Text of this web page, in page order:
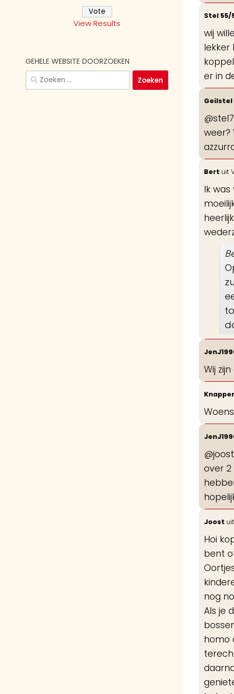
Stel 55/
wij
lekker
er in
Geilstel
weer?
Bert uit
Ik
Wij
over 2
Joost uit
Hoi
bent
nog
Als je
homo
View Results
GEHELE WEBSITE DOORZOEKEN
Zoeken
naar: